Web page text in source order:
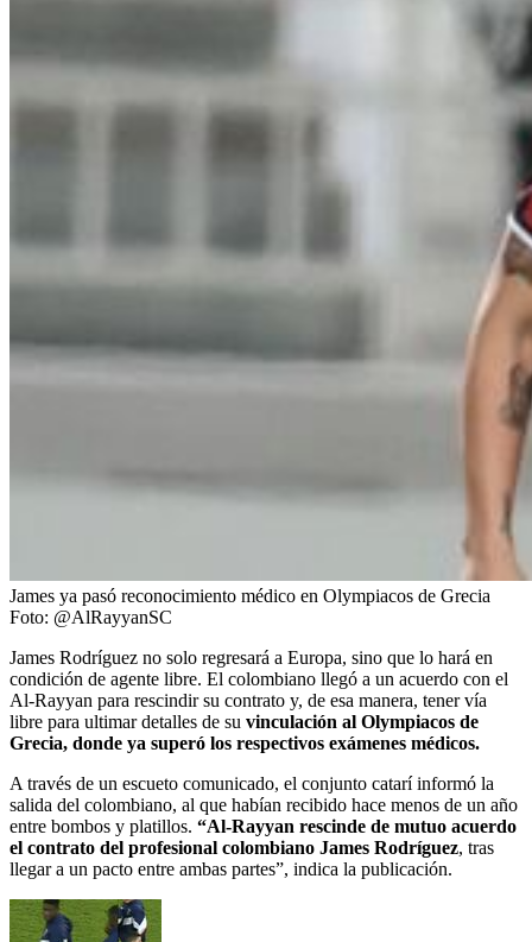
James ya pasó reconocimiento médico en Olympiacos de Grecia
Foto: @AlRayyanSC
James Rodríguez no solo regresará a Europa, sino que lo hará en
condición de agente libre. El colombiano llegó a un acuerdo con el
Al-Rayyan para rescindir su contrato y, de esa manera, tener vía
libre para ultimar detalles de su vinculación al Olympiacos de
Grecia, donde ya superó los respectivos exámenes médicos.
A través de un escueto comunicado, el conjunto catarí informó la
salida del colombiano, al que habían recibido hace menos de un año
entre bombos y platillos. “Al‐Rayyan rescinde de mutuo acuerdo
el contrato del profesional colombiano James Rodríguez, tras
llegar a un pacto entre ambas partes”, indica la publicación.